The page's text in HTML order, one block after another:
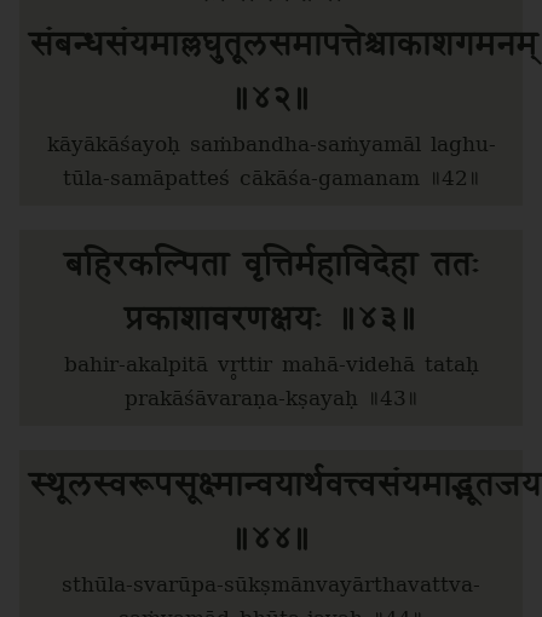
संबन्धसंयमाल्लघुतूलसमापत्तेश्चाकाशगमनम्
॥४२॥
kāyākāśayoḥ saṁbandha-saṁyamāl laghu-
tūla-samāpatteś cākāśa-gamanam ॥42॥
बहिरकल्पिता वृत्तिर्महाविदेहा ततः
प्रकाशावरणक्षयः ॥४३॥
bahir-akalpitā vr̥ttir mahā-videhā tataḥ
prakāśāvaraṇa-kṣayaḥ ॥43॥
॥४४॥
sthūla-svarūpa-sūkṣmānvayārthavattva-